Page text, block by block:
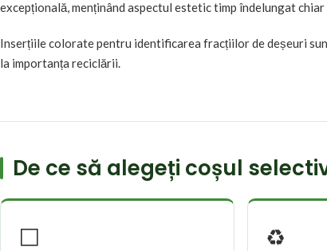
excepțională, menținând aspectul estetic timp îndelungat
Inserțiile colorate pentru identificarea fracțiilor de deșeuri
la importanța reciclării.
De ce să alegeți coșul
⬜ ♻️